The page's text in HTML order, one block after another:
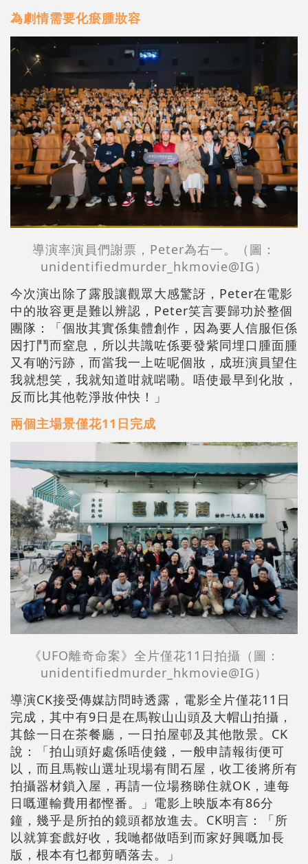
為劇情需要化瘀腫妝容
導演率演員們謝票，Peter為右一。（圖：
unidentifiedmurder_hkmovie@IG）
今次演出除了露股讓觀眾大感驚訝，Peter在電影
中的妝容更是難以辨認，Peter笑言要歸功於整個
團隊：「個妝其實係集體創作，因為要人信服佢係
因打鬥而窒息，所以共識咗係要發紫同埋口腫面腫
又有啲污跡，而當我一上咗呢個妝，成班演員望住
我就想笑，我就知道咁就啱嘞。唔使最早到化妝，
反而比其他乾淨妝仲快！」
兩個主場景僅花11日完成
《UFO離奇命案》全片僅花11日拍攝（圖：
unidentifiedmurder_hkmovie@IG）
導演CK接受傳媒訪問時透露，電影全片僅花11日
完成，其中有9日是在馬鞍山山頭及大帽山拍攝，
其餘一日在茶餐廳，一日拍屋邨及其他散景。CK
說：「拍山頭好處係唔使錢，一般申請報街便可
以，而且馬鞍山選址現場有間石屋，收工後將所有
拍攝器材鎖入屋，再請一位場務睇住就OK，連每
日嘅運輸費用都慳番。」電影上映版本有86分
鐘，幾乎是所拍的鏡頭都放進去。CK明言：「所
以就算套戲好收，我哋都做唔到而家好興嘅加長
版，根本有乜都剪晒落去。」